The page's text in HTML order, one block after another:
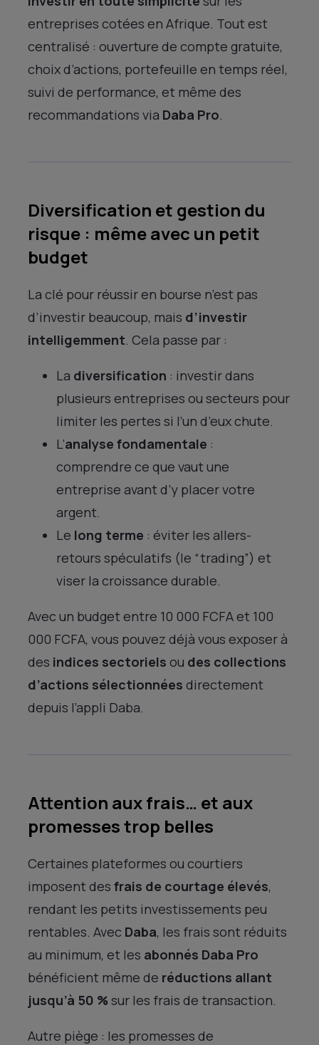
entreprises cotées en Afrique. Tout est
centralisé : ouverture de compte gratuite,
choix d’actions, portefeuille en temps réel,
suivi de performance, et même des
recommandations via Daba Pro.
Diversification et gestion du
risque : même avec un petit
budget
La clé pour réussir en bourse n’est pas
d’investir beaucoup, mais d’investir
intelligemment. Cela passe par :
La diversification : investir dans
plusieurs entreprises ou secteurs pour
limiter les pertes si l’un d’eux chute.
L’analyse fondamentale :
comprendre ce que vaut une
entreprise avant d’y placer votre
argent.
Le long terme : éviter les allers-
retours spéculatifs (le “trading”) et
viser la croissance durable.
Avec un budget entre 10 000 FCFA et 100
000 FCFA, vous pouvez déjà vous exposer à
des indices sectoriels ou des collections
d’actions sélectionnées directement
depuis l’appli Daba.
Attention aux frais… et aux
promesses trop belles
Certaines plateformes ou courtiers
imposent des frais de courtage élevés,
rendant les petits investissements peu
rentables. Avec Daba, les frais sont réduits
au minimum, et les abonnés Daba Pro
bénéficient même de réductions allant
jusqu’à 50 %sur les frais de transaction.
Autre piège : les promesses de